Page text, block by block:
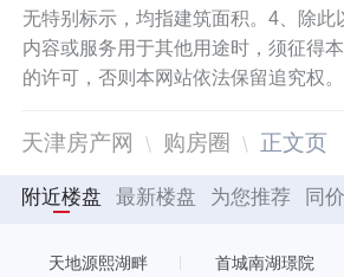
无特别标示，均指建筑面积。4、除此
内容或服务用于其他用途时，须征得
的许可，否则本网站依法保留追究权。
天津房产网 购房圈 正文页
附近楼盘 最新楼盘 为您推荐 同
天地源熙湖畔 首城南湖璟院